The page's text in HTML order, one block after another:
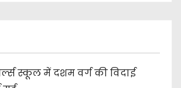
स्कूल में दशम वर्ग की विदाई